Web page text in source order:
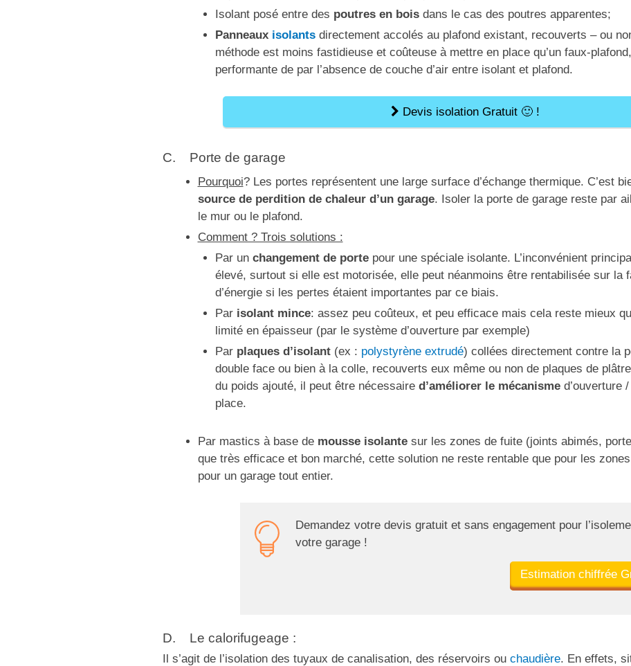
Isolant posé entre des poutres en bois dans le cas des poutres apparentes;
Panneaux isolants directement accolés au plafond existant, recouverts – ou
méthode est moins fastidieuse et coûteuse à mettre en place qu’un faux-
performante de par l’absence de couche d’air entre isolant et plafond.
Devis isolation Gratuit 🙂 !
C. Porte de garage
Pourquoi? Les portes représentent une large surface d’échange thermique. C’est
source de perdition de chaleur d’un garage. Isoler la porte de garage reste par
le mur ou le plafond.
Comment ? Trois solutions :
Par un changement de porte pour une spéciale isolante. L’inconvénient
élevé, surtout si elle est motorisée, elle peut néanmoins être rentabilisée sur la
d’énergie si les pertes étaient importantes par ce biais.
Par isolant mince: assez peu coûteux, et peu efficace mais cela reste mieux
limité en épaisseur (par le système d’ouverture par exemple)
Par plaques d’isolant (ex : polystyrène extrudé) collées directement contre la
double face ou bien à la colle, recouverts eux même ou non de plaques de
du poids ajouté, il peut être nécessaire d’améliorer le mécanisme d’ouverture
place.
Par mastics à base de mousse isolantesur les zones de fuite (joints abimés,
que très efficace et bon marché, cette solution ne reste rentable que pour les
pour un garage tout entier.
Demandez votre devis gratuit et sans engagement pour
votre garage !
Estimation chiffrée
D. Le calorifugeage :
Il s’agit de l’isolation des tuyaux de canalisation, des réservoirs ou chaudière. En effets,